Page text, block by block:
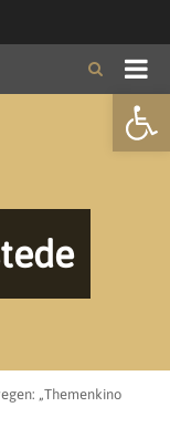
„Themenkino